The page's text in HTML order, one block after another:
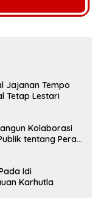
Jajanan Tempo
Tetap Lestari
Kolaborasi
tentang Peran
Idi
Karhutla